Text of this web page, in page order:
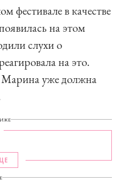
фестивале в качестве
на этом
слухи о
на это.
уже должна